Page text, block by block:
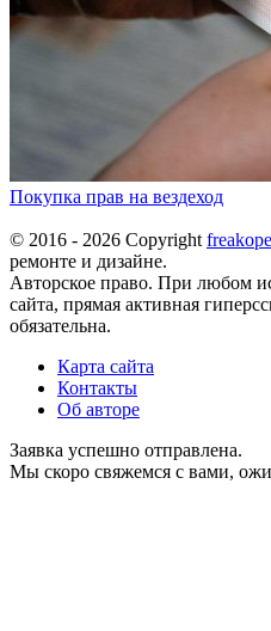
Покупка прав на вездеход
© 2016 - 2026 Copyright
ремонте и дизайне.
Авторское право. При любом
сайта, прямая активная
обязательна.
Карта сайта
Контакты
Об авторе
Заявка успешно отправлена.
Мы скоро свяжемся с вами,